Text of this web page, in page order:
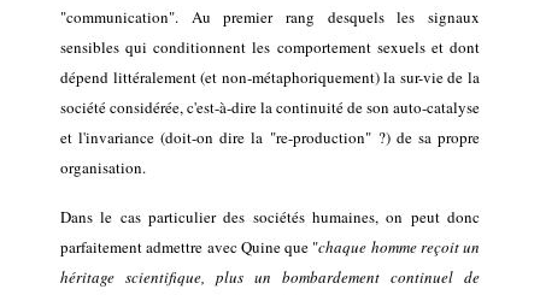
"communication". Au premier rang desquels les signaux
sensibles qui conditionnent les comportement sexuels etdont
dépend littéralement(et non-métaphoriquement)la sur-vie de la
société considérée,c'est-à-dire la continuité de son auto-catalyse
et l'invariance(doit-on dire la "re-production" ?) de sa propre
organisation.
Dans le cas particulier des sociétés humaines, on peutdonc
parfaitement admettre avec Quine que "chaque homme reçoit un
héritage scientifique, plus un bombardement continuel de